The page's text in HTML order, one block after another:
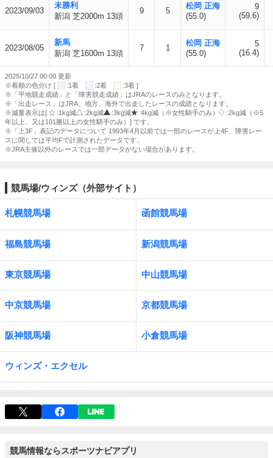
2023/09/03
未勝利
新潟 芝2000m 13頭
9 5
松岡 正海
(55.0)
9
(59.6)
2023/08/05
新馬
新潟 芝1600m 13頭
7 1
松岡 正海
(55.0)
5
(16.4)
2025/10/27 00:00 更新
※着順の色分け [
:1着 :2着
:3着 ]
※「平地競走成績」と「障害競走成績」はJRAのレースのみとなります。
※「出走レース」はJRA、地方、海外で出走したレースの成績となります。
※減量表示は[
:1kg減 :2kg減 :3kg減 :4kg減（※女性騎手のみ）
:2kg減（※5
年以上、又は101勝以上の女性騎手のみ）] です。
※「上3F」表記のデータについて 1993年4月以前では一部のレースが上4F、障害レー
スに関しては平均Fで計測されたデータです。
※JRA主催以外のレースでは一部データがない場合があります。
競馬場/ウィンズ（外部サイト）
札幌競馬場 函館競馬場
福島競馬場 新潟競馬場
東京競馬場 中山競馬場
中京競馬場 京都競馬場
阪神競馬場 小倉競馬場
ウィンズ・エクセル
競馬情報ならスポーツナビアプリ